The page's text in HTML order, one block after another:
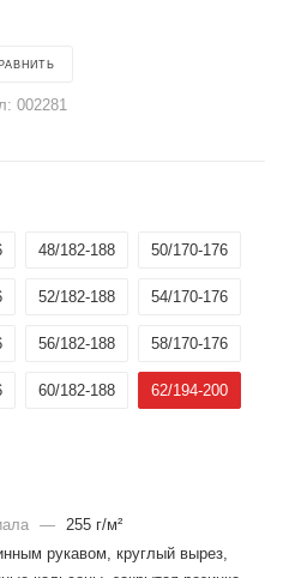
002281
48/182-188 50/170-176
52/182-188 54/170-176
56/182-188 58/170-176
60/182-188 62/194-200
— 255 г/м²
рукавом, круглый вырез,